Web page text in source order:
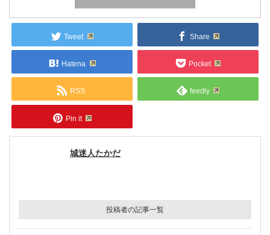
Tweet Share
Hatena Pocket
RSS feedly
Pin it
城迷人たかだ
投稿者の記事一覧